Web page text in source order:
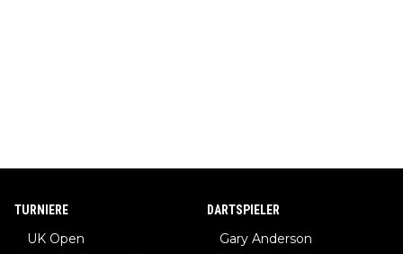
TURNIERE
UK Open
DARTSPIELER
Gary Anderson